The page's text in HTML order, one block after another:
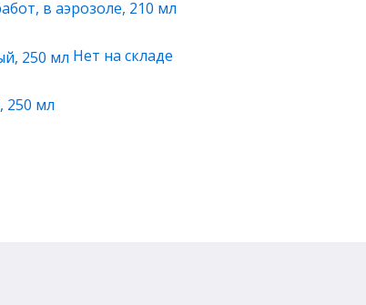
в аэрозоле, 210 мл
Нет на складе
250 мл